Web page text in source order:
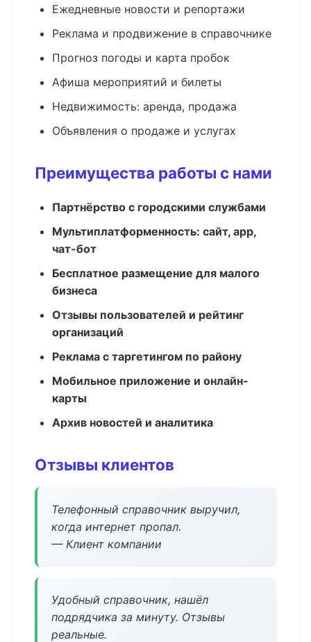
Ежедневные новости и репортажи
Реклама и продвижение в справочнике
Прогноз погоды и карта пробок
Афиша мероприятий и билеты
Недвижимость: аренда, продажа
Объявления о продаже и услугах
Преимущества работы с нами
Партнёрство с городскими службами
Мультиплатформенность: сайт, app,
чат-бот
Бесплатное размещение для малого
бизнеса
Отзывы пользователей и рейтинг
организаций
Реклама с таргетингом по району
Мобильное приложение и онлайн-
карты
Архив новостей и аналитика
Отзывы клиентов
Телефонный справочник выручил,
когда интернет пропал.
— Клиент компании
Удобный справочник, нашёл
подрядчика за минуту. Отзывы
реальные.